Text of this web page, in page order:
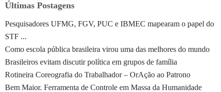
Últimas Postagens
Pesquisadores UFMG, FGV, PUC e IBMEC mapearam o papel do
STF ...
Como escola pública brasileira virou uma das melhores do mundo
Brasileiros evitam discutir política em grupos de família
Rotineira Coreografia do Trabalhador – OrAção ao Patrono
Bem Maior. Ferramenta de Controle em Massa da Humanidade